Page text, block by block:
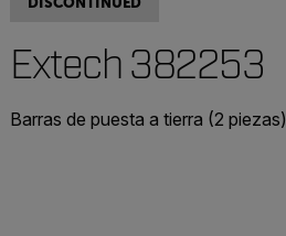
Extech 382253
Barras de puesta a tierra (2 piezas)